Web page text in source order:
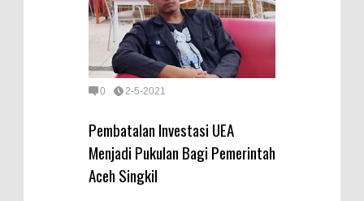
0 2-5-2021
Pembatalan Investasi UEA
Menjadi Pukulan Bagi Pemerintah
Aceh Singkil